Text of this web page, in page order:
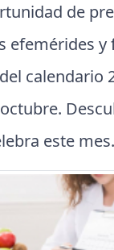
de
efemérides y
calendario
este mes.